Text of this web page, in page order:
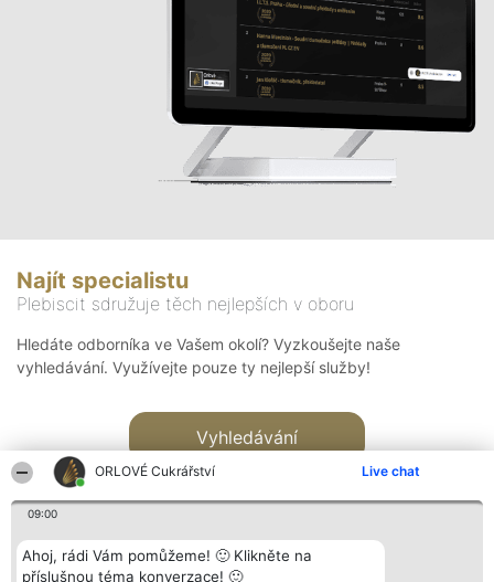
ORLOVÉ Cukrářství Live chat
09:00
Ahoj, rádi Vám pomůžeme! 🙂 Klikněte na
příslušnou téma konverzace! 🙂
Najít specialistu
Plebiscit sdružuje těch nejlepších v oboru
Hledáte odborníka ve Vašem okolí? Vyzkoušejte naše
vyhledávání. Využívejte pouze ty nejlepší služby!
Vyhledávání